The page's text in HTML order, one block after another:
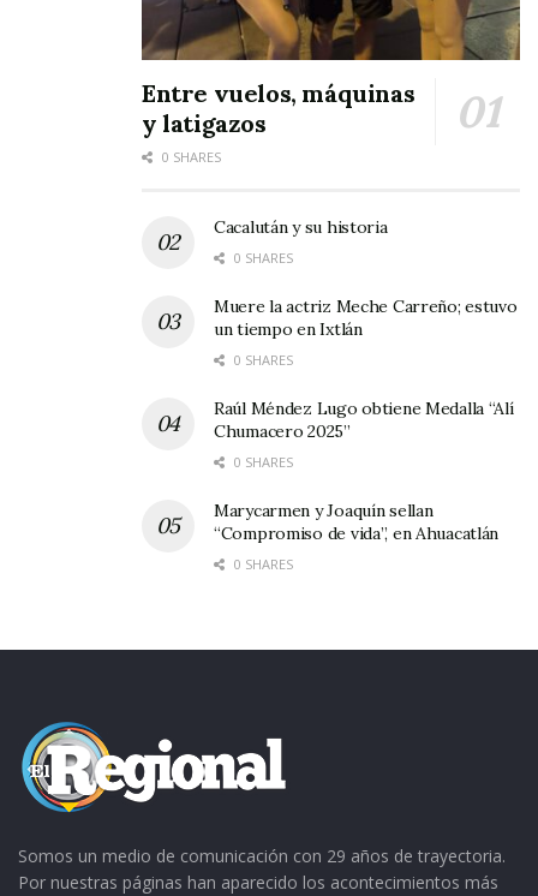
Judea de Jala
Entre vuelos, máquinas
y latigazos
0 SHARES
Cacalután y su historia
0 SHARES
Muere la actriz Meche Carreño; estuvo
un tiempo en Ixtlán
0 SHARES
Raúl Méndez Lugo obtiene Medalla “Alí
Chumacero 2025”
0 SHARES
Marycarmen y Joaquín sellan
“Compromiso de vida”, en Ahuacatlán
0 SHARES
Somos un medio de comunicación con 29 años de trayectoria.
Por nuestras páginas han aparecido los acontecimientos más